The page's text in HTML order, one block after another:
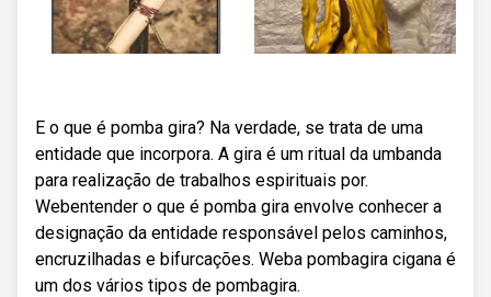
E o que é pomba gira? Na verdade, se trata de uma
entidade que incorpora. A gira é um ritual da umbanda
para realização de trabalhos espirituais por.
Webentender o que é pomba gira envolve conhecer a
designação da entidade responsável pelos caminhos,
encruzilhadas e bifurcações. Weba pombagira cigana é
um dos vários tipos de pombagira.